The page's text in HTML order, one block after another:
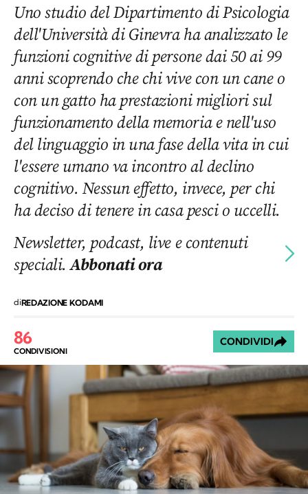
Uno studio del Dipartimento di Psicologia
dell'Università di Ginevra ha analizzato le
funzioni cognitive di persone dai 50 ai 99
anni scoprendo che chi vive con un cane o
con un gatto ha prestazioni migliori sul
funzionamento della memoria e nell'uso
del linguaggio in una fase della vita in cui
l'essere umano va incontro al declino
cognitivo. Nessun effetto, invece, per chi
ha deciso di tenere in casa pesci o uccelli.
Newsletter, podcast, live e contenuti
speciali.Abbonati ora
diREDAZIONE KODAMI
86
CONDIVISIONI
CONDIVIDI